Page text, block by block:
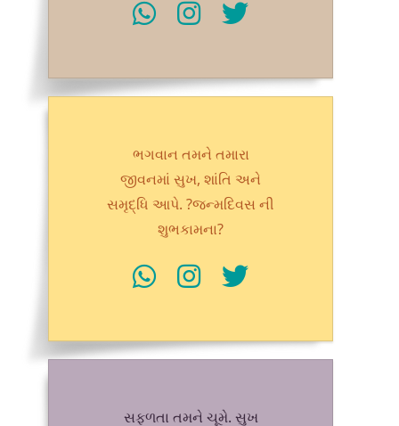
ભગવાન તમને તમારા
જીવનમાં સુખ, શાંતિ અને
સમૃદ્ધિ આપે. ?જન્મદિવસ ની
શુભકામના?
સફળતા તમને ચૂમે. સુખ